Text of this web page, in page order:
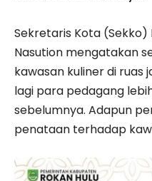
Sekretaris Kota (Sekko)
Nasution mengatakan
kawasan kuliner di ruas
lagi para pedagang
sebelumnya. Adapun
penataan terhadap